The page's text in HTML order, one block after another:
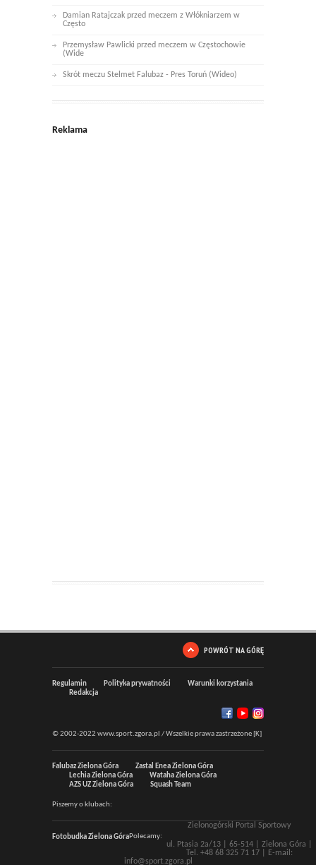
Damian Ratajczak przed meczem z Włókniarzem w
Często
Przemysław Pawlicki przed meczem w Częstochowie
(Wide
Skrót meczu Stelmet Falubaz - Pres Toruń (Wideo)
Reklama
POWRÓT NA GÓRĘ
Regulamin Polityka prywatności
Warunki korzystania
Redakcja
© 2002-2022 www.sport.zgora.pl / Wszelkie prawa zastrzeżone [K]
Falubaz Zielona Góra
Zastal Enea Zielona Góra
Lechia Zielona Góra
Wataha Zielona Góra
AZS UZ Zielona Góra
Squash Team
Piszemy o klubach:
Fotobudka Zielona GóraPolecamy:
Zielonogórski Portal Sportowy
ul. Ptasia 2a/13 | 65-514| Zielona Góra
Tel. +48 68 325 71 17| E-mail:
info@sport.zgora.pl